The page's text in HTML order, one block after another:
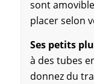
sont
placer selon
Ses petits
à des tubes
donnez du